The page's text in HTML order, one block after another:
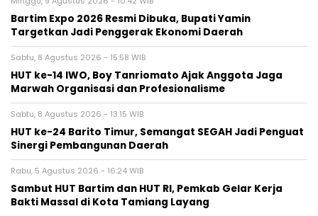
Bartim Expo 2026 Resmi Dibuka, Bupati Yamin
Targetkan Jadi Penggerak Ekonomi Daerah
Sabtu, 8 Agustus 2026 - 15:58 WIB
HUT ke-14 IWO, Boy Tanriomato Ajak Anggota Jaga
Marwah Organisasi dan Profesionalisme
Sabtu, 8 Agustus 2026 - 13:15 WIB
HUT ke-24 Barito Timur, Semangat SEGAH Jadi Penguat
Sinergi Pembangunan Daerah
Rabu, 5 Agustus 2026 - 16:24 WIB
Sambut HUT Bartim dan HUT RI, Pemkab Gelar Kerja
Bakti Massal di Kota Tamiang Layang